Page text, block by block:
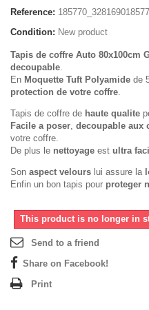
Reference:
Condition: New product
Tapis de coffre Auto 80x100cm
decoupable.
En Moquette Tuft Polyamide de
protection de votre coffre.
Tapis de coffre de haute qualite
Facile a poser, decoupable aux
votre coffre.
De plus le nettoyage est ultra
Son aspect velours lui assure la
Enfin un bon tapis pour proteger
This product is no longer in
Send to a friend
Share on Facebook!
Print